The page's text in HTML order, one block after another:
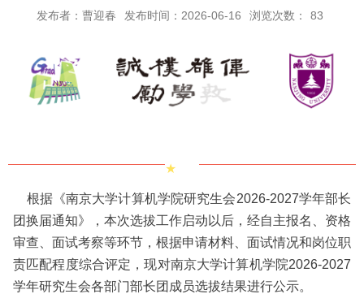
发布者：曹迎春 发布时间：2026-06-16 浏览次数： 83
★
根据《南京大学计算机学院研究生会2026-2027学年部长
团换届通知》，本次选拔工作启动以后，经自主报名、资格
审查、面试考察等环节，根据申请材料、面试情况和岗位职
责匹配程度综合评定，现对南京大学计算机学院2026-2027
学年研究生会各部门部长团成员选拔结果进行公示。